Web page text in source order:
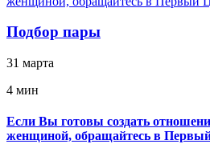
Подбор пары
31 марта
4 мин
Если Вы готовы создать
женщиной, обращайтесь в